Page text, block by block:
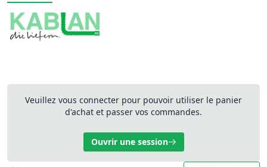
Veuillez vous connecter pour pouvoir utiliser le panier
d'achat et passer vos commandes.
Ouvrir une session